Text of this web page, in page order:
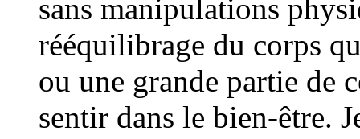
sans manipulations
rééquilibrage du corps
ou une grande partie de
sentir dans le bien-être.